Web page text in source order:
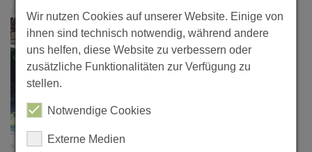
Wir nutzen Cookies auf unserer Website. Einige von
ihnen sind technisch notwendig, während andere
uns helfen, diese Website zu verbessern oder
zusätzliche Funktionalitäten zur Verfügung zu
stellen.
Notwendige Cookies
Externe Medien